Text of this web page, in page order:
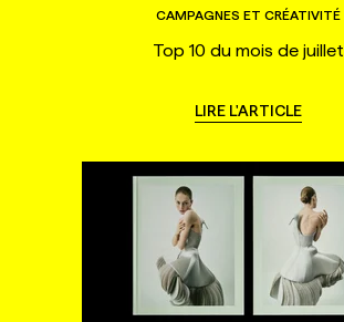
CAMPAGNES ET CRÉATIVITÉ
Top 10 du mois de juillet
LIRE L'ARTICLE